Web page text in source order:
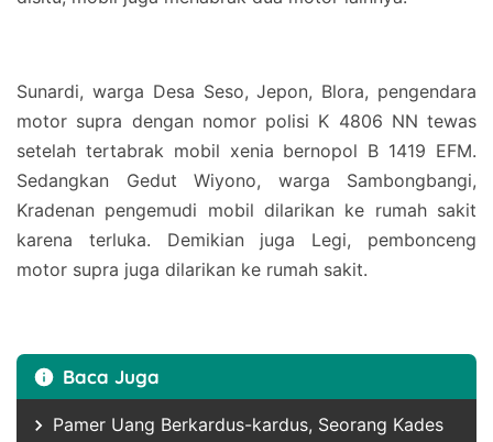
Sunardi, warga Desa Seso, Jepon, Blora, pengendara
motor supra dengan nomor polisi K 4806 NN tewas
setelah tertabrak mobil xenia bernopol B 1419 EFM.
Sedangkan Gedut Wiyono, warga Sambongbangi,
Kradenan pengemudi mobil dilarikan ke rumah sakit
karena terluka. Demikian juga Legi, pembonceng
motor supra juga dilarikan ke rumah sakit.
Baca Juga
Pamer Uang Berkardus-kardus, Seorang Kades